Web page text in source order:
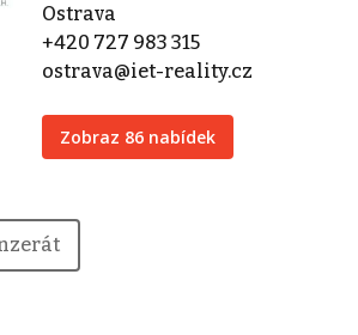
Ostrava
+420 727 983 315
ostrava@iet-reality.cz
Zobraz 86 nabídek